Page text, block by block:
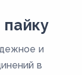
и
в